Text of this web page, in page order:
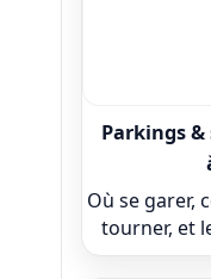
Parkings
Où se garer,
tourner, et